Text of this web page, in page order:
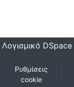
Λογισμικό DSpace
Ρυθμίσεις
cookie